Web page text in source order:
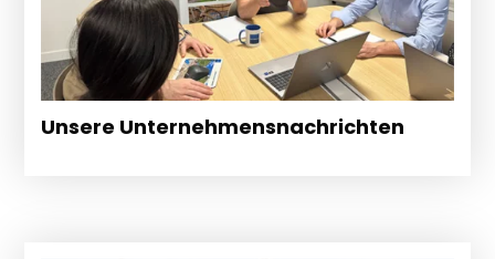
Unsere Unternehmensnachrichten